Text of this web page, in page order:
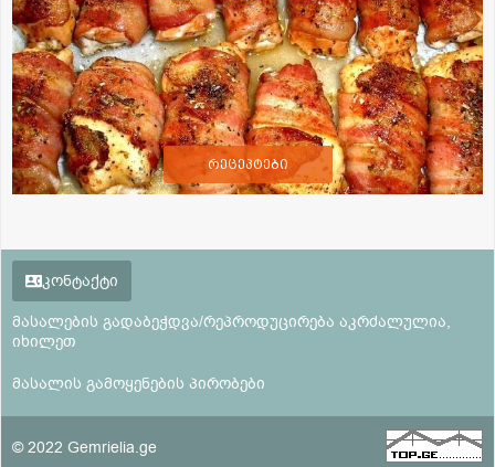
რეცეპტები
კონტაქტი
მასალების გადაბეჭდვა/რეპროდუცირება აკრძალულია,
იხილეთ
მასალის გამოყენების პირობები
© 2022 Gemrielia.ge